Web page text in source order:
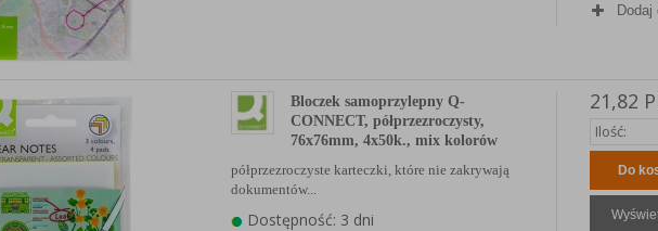
Dodaj
Bloczek samoprzylepny Q-
CONNECT, półprzezroczysty,
76x76mm, 4x50k., mix kolorów
półprzezroczyste karteczki, które nie zakrywają
dokumentów...
Dostępność: 3 dni
21,82
Do